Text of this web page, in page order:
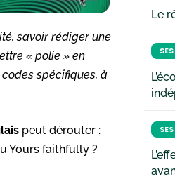
savoir rédiger une
« polie » en
spécifiques, à
peut dérouter :
Yours faithfully ?
Le
SES
SES